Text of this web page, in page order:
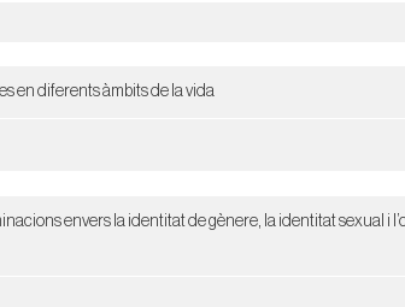
en diferents àmbits de la vida
envers la identitat de gènere, la identitat sexual i